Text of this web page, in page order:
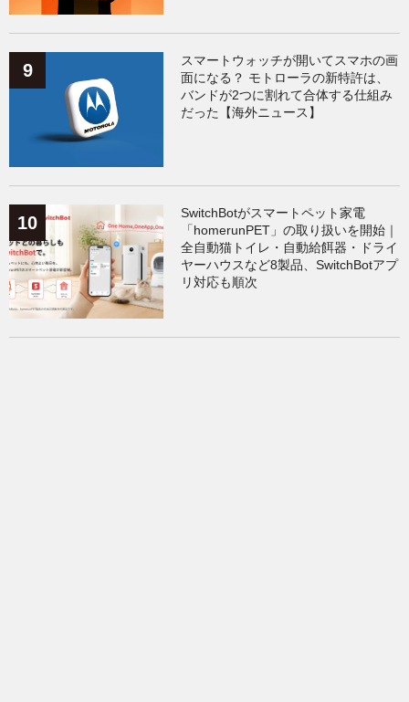
スマートウォッチが開いてスマホの画
面になる？ モトローラの新特許は、
バンドが2つに割れて合体する仕組み
だった【海外ニュース】
SwitchBotがスマートペット家電
「homerunPET」の取り扱いを開始｜
全自動猫トイレ・自動給餌器・ドライ
ヤーハウスなど8製品、SwitchBotアプ
リ対応も順次